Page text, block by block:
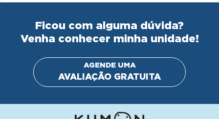
Ficou com alguma dúvida?
Venha conhecer minha unidade!
AGENDE UMA
AVALIAÇÃO GRATUITA